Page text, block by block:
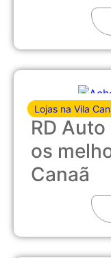
Lojas na Vila
RD
os
Canaã